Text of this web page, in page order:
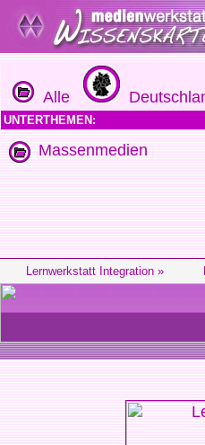
Alle
UNTERTHEMEN:
Massenmedien
Lernwerkstatt Integration »